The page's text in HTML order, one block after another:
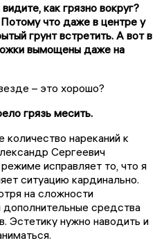
как грязно вокруг?
Потому что даже в центре у
грунт встретить. А вот в
вымощены даже на
– это хорошо?
грязь месить.
количество нареканий к
Сергеевич
исправляет то, что я
ситуацию кардинально.
на сложности
средства
Эстетику нужно наводить и